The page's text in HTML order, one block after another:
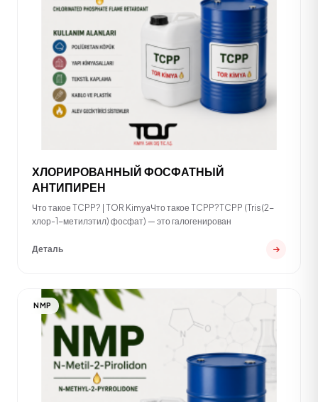
ХЛОРИРОВАННЫЙ ФОСФАТНЫЙ
АНТИПИРЕН
Что такое TCPP? | TOR KimyaЧто такое TCPP?TCPP (Tris(2-
хлор-1-метилэтил) фосфат) — это галогенирован
Деталь
NMP